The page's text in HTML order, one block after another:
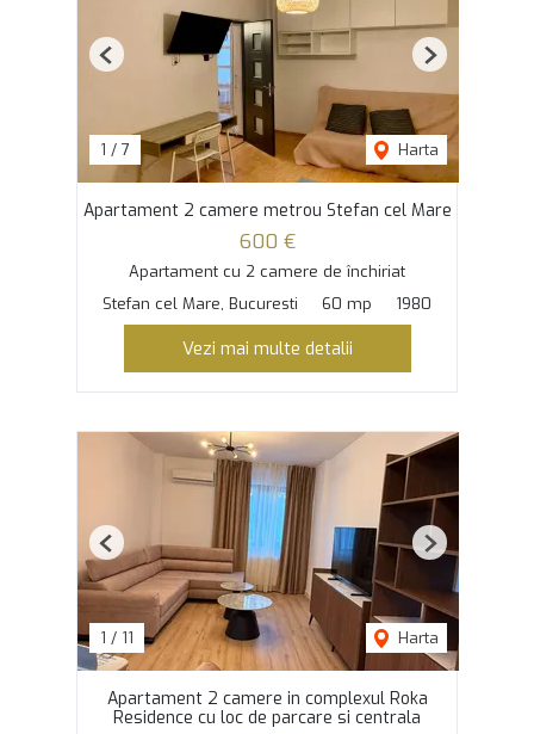
1 / 7 Harta
Previous Next
Apartament 2 camere metrou Stefan cel Mare
600 €
Apartament cu 2 camere de închiriat
Stefan cel Mare, Bucuresti
60 mp 1980
Vezi mai multe detalii
1 / 11 Harta
Previous Next
Apartament 2 camere in complexul Roka
Residence cu loc de parcare si centrala